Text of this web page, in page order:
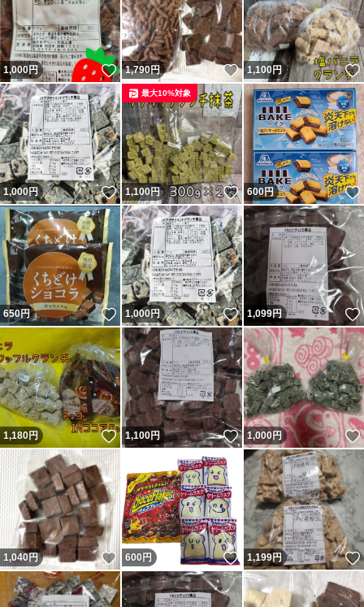
1,000円 いいね！
1,790円 いいね！
1,100円
1,000円 いいね！
1,100円 いいね！
最大10%対象
600円
650円 いいね！
1,000円 いいね！
1,099円
1,180円 いいね！
1,100円 いいね！
1,000円
1,040円 いいね！
600 円 いいね！
1,199円